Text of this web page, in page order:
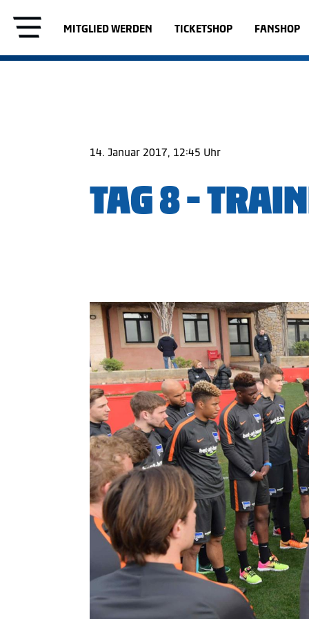
MITGLIED WERDEN TICKETSHOP FANSHOP
14. Januar 2017, 12:45 Uhr
TAG 8 -